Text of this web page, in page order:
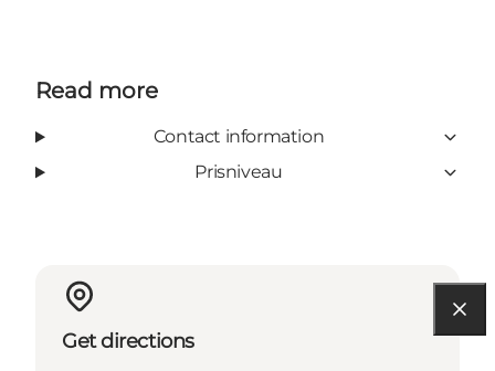
Read more
Contact information
Prisniveau
Get directions